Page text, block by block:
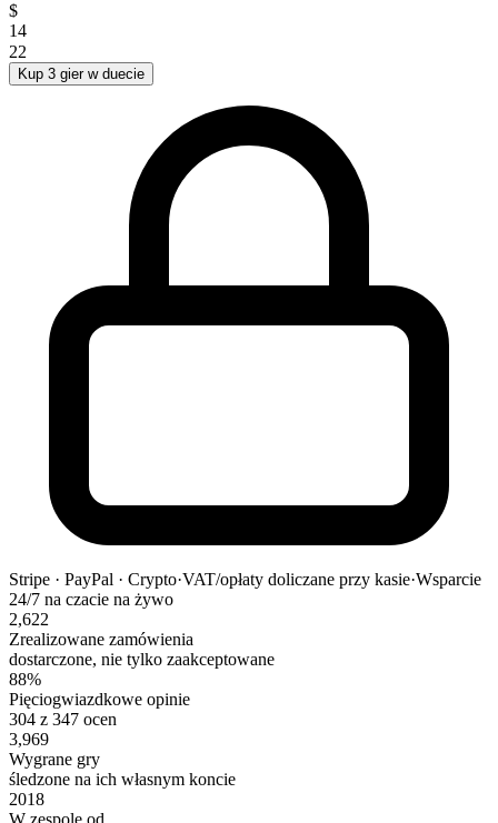
$
14
22
Kup 3 gier w duecie
Stripe · PayPal · Crypto·VAT/opłaty doliczane przy kasie·Wsparcie
24/7 na czacie na żywo
2,622
Zrealizowane zamówienia
dostarczone, nie tylko zaakceptowane
88%
Pięciogwiazdkowe opinie
304 z 347 ocen
3,969
Wygrane gry
śledzone na ich własnym koncie
2018
W zespole od